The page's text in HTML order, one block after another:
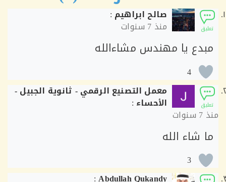
صالح ابراهيم:
منذ7 سنوات
يا مهندس مشاءالله
4
معمل التصنيع الرقمي - ثانوية الجبيل -
الأحساء:
الله
3